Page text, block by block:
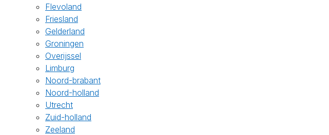
Flevoland
Friesland
Gelderland
Groningen
Overijssel
Limburg
Noord-brabant
Noord-holland
Utrecht
Zuid-holland
Zeeland